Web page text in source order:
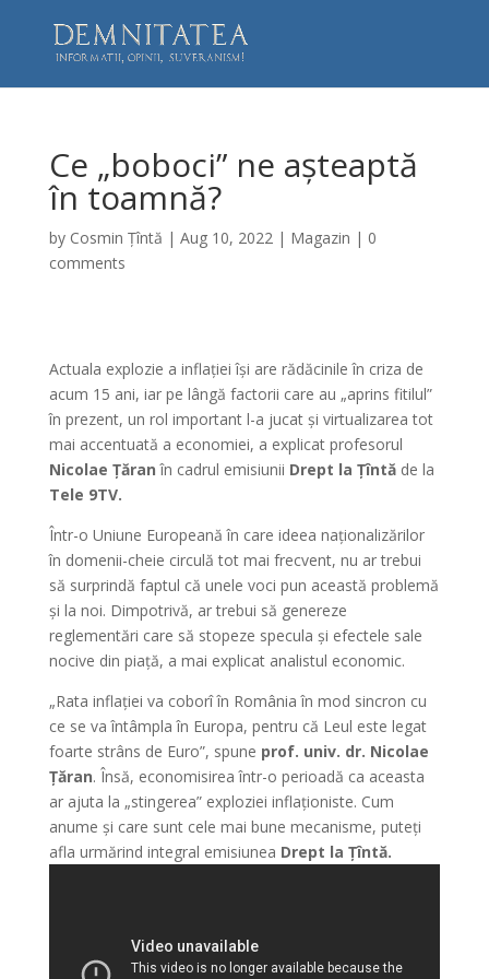
Ce „boboci” ne așteaptă
în toamnă?
by Cosmin Țîntă | Aug 10, 2022| Magazin | 0
comments
Actuala explozie a inflației își are rădăcinile în criza de
acum 15 ani, iar pe lângă factorii care au „aprins fitilul”
în prezent, un rol important l-a jucat și virtualizarea tot
mai accentuată a economiei, a explicat profesorul
Nicolae Țăran în cadrul emisiunii Drept la Țîntăde la
Tele 9TV.
Într-o Uniune Europeană în care ideea naționalizărilor
în domenii-cheie circulă tot mai frecvent, nu ar trebui
să surprindă faptul că unele voci pun această problemă
și la noi. Dimpotrivă, ar trebui să genereze
reglementări care să stopeze specula și efectele sale
nocive din piață, a mai explicat analistul economic.
„Rata inflației va coborî în România în mod sincron cu
ce se va întâmpla în Europa, pentru că Leul este legat
foarte strâns de Euro”, spune prof. univ. dr. Nicolae
Țăran. Însă, economisirea într-o perioadă ca aceasta
ar ajuta la „stingerea” exploziei inflaționiste. Cum
anume și care sunt cele mai bune mecanisme, puteți
afla urmărind integral emisiunea Drept la Țîntă.